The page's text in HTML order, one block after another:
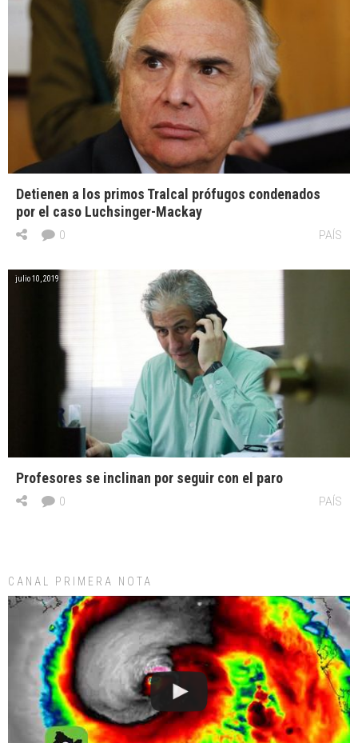
Detienen a los primos Tralcal prófugos condenados
por el caso Luchsinger-Mackay
PAÍS
0
julio 10, 2019
Profesores se inclinan por seguir con el paro
PAÍS
0
CANAL PRIMERA NOTA